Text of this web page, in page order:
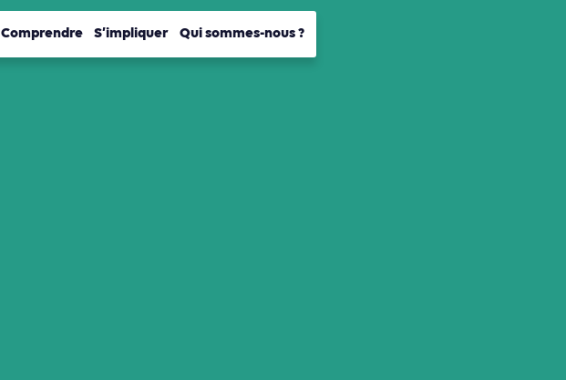
Comprendre S’impliquer Qui sommes-nous ?